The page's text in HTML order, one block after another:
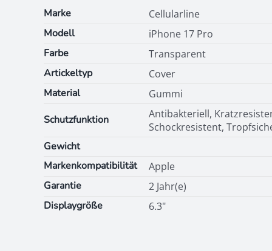
Marke
Cellularline
Modell
iPhone 17 Pro
Farbe
Transparent
Artickeltyp
Cover
Material
Gummi
Schutzfunktion
Antibakteriell,
Schockresistent,
Gewicht
Markenkompatibilität
Apple
Garantie
2 Jahr(e)
Displaygröße
6.3"